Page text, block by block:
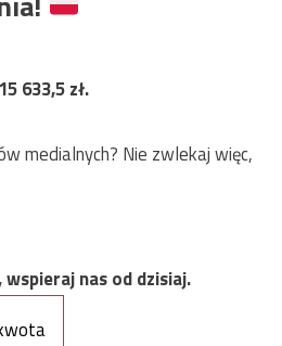
15 633,5zł.
medialnych? Nie zwlekaj więc,
nas od dzisiaj.